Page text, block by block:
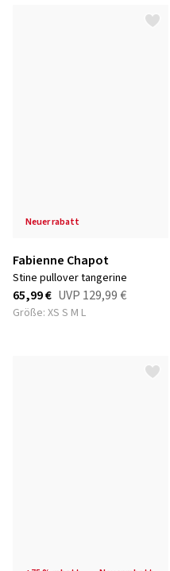
neuer rabatt
Fabienne Chapot
stine pullover tangerine
65,99 € UVP 129,99 €
Größe: XS S M L